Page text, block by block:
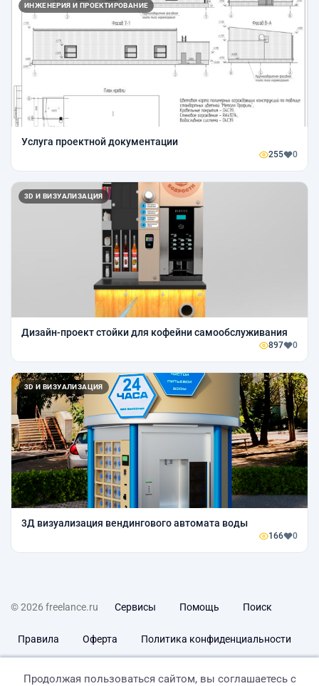
ИНЖЕНЕРИЯ И ПРОЕКТИРОВАНИЕ
Услуга проектной документации
255 0
3D И ВИЗУАЛИЗАЦИЯ
Дизайн-проект стойки для кофейни самообслуживания
897 0
3D И ВИЗУАЛИЗАЦИЯ
3Д визуализация вендингового автомата воды
166 0
© 2026 freelance.ru Сервисы Помощь Поиск
Правила Оферта Политика конфиденциальности
Продолжая пользоваться сайтом, вы соглашаетесь с